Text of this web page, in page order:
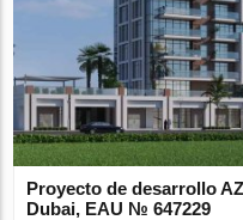
Proyecto de desarrollo
Dubai, EAU № 647229